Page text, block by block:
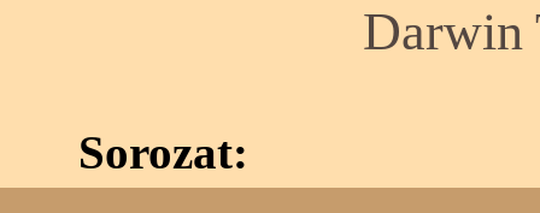
Darwin
Sorozat: